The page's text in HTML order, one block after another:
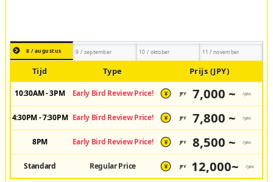
8 / augustus 9 / september 10 / oktober 11 / november
Tijd Type Prijs (JPY)
10:30AM - 3PM Early Bird Review Price! ¥ JPY 7,000 ~ /pax
4:30PM - 7:30PM Early Bird Review Price! ¥ JPY 7,800 ~ /pax
8PM Early Bird Review Price! ¥ JPY 8,500 ~ /pax
Standard Regular Price ¥ JPY 12,000~ /pax